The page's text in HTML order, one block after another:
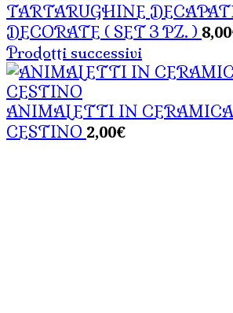
TARTARUGHINE
DECORATE ( SET 3 PZ. ) 8,00
Prodotti successivi
ANIMALETTI IN
CESTINO 2,00€